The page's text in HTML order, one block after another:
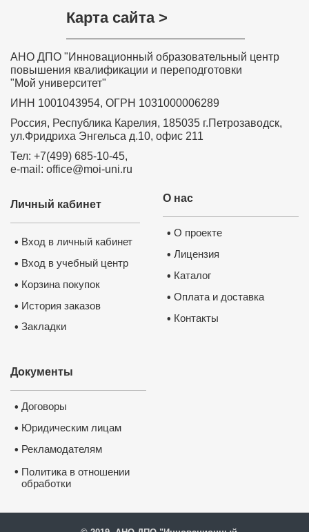
подтверждает лицензия, выданная
Карта сайта >
АНО ДПО "Инновационный образовательный центр
повышения квалификации и переподготовки
"Мой университет"
ИНН 1001043954, ОГРН 1031000006289
Россия, Республика Карелия, 185035 г.Петрозаводск,
ул.Фридриха Энгельса д.10, офис 211
Тел: +7(499) 685-10-45,
e-mail: office@moi-uni.ru
О нас
• О проекте
• Лицензия
• Каталог
• Оплата и доставка
• Контакты
Личный кабинет
• Вход в личный кабинет
• Вход в учебный центр
• Корзина покупок
• История заказов
• Закладки
Документы
• Договоры
• Юридическим лицам
• Рекламодателям
• Политика в отношении
обработки